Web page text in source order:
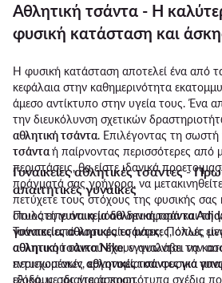
Αθλητική τσάντα - Η
φυσική κατάσταση και
Η φυσική κατάσταση αποτελεί ένα από
κεφάλαια στην καθημερινότητα
άμεσο αντίκτυπο στην υγεία τους. Ένα
την διευκόλυνση σχετικών
αθλητική τσάντα. Επιλέγοντας τη σωστή
τσάνταή παίρνοντας περισσότερες από
περιστάσεις, θα είστε ιδανικά
πράγματά σας γρήγορα, να
πετύχετε τους στόχους της φυσικής σας
στυλάτηγυναικεία αθλητική τσάντα
Τσάντες από κορυφαίες μάρκες, όπως
αθλητική τσάντα Nike, εγγυώνται την
περιεχομένων, εργονομία και φυσικά
εξόδους σας για άσκηση.
Γυναικείες αθλητικές τσάντες -
απαιτητικές γυναίκες
Ποιος είπε ότι η μόδα δεν αφορά και τη
γυναικείες αθλητικές τσάντες; Πολλές
αθλητικού υλικού έχουν αναλάβει να
εντυπωσιακέςαθλητικές τσάντες για
υλικά, με ιδιαίτερα πρωτότυπα σχέδια